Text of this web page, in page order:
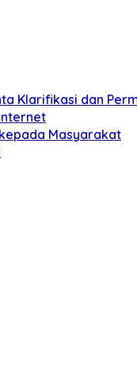
Klarifikasi dan
Masyarakat